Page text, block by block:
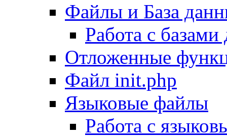
Файлы и База
Работа с
Отложенные
Файл init.php
Языковые файлы
Работа с